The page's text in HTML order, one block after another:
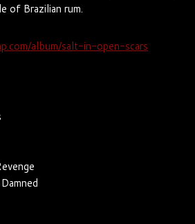
of Brazilian rum.
album/salt-in-open-scars